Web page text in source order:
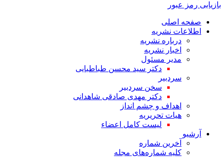
رمز عبور
صفحه اصلی
اطلاعات نشریه
درباره نشریه
اخبار نشریه
مدیر مسئول
دکتر سید محسن طباطبایی
سردبیر
سخن سردبیر
دکتر مهدی صادقی شاهدانی
اهداف و چشم انداز
هیات تحریریه
لیست کامل اعضاء
آرشیو
آخرین شماره
کلیه شماره‌های مجله